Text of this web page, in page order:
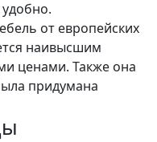
от европейских
наивысшим
ценами. Также она
придумана